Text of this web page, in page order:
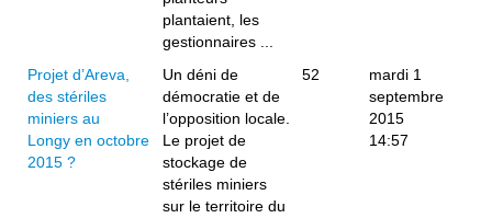
plantaient, les
gestionnaires ...
Projet d’Areva,
des stériles
miniers au
Longy en octobre
2015 ?
Un déni de
démocratie et de
l’opposition locale.
Le projet de
stockage de
stériles miniers
sur le territoire du
52
mardi 1
septembre
2015
14:57